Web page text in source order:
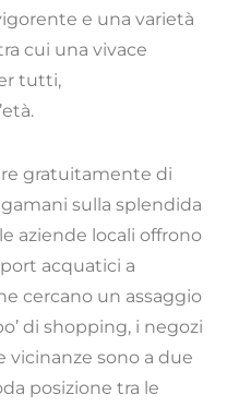
e una varietà
cui una vivace
tutti,
gratuitamente di
sulla splendida
aziende locali offrono
acquatici a
cercano un assaggio
di shopping, i negozi
vicinanze sono a due
posizione tra le